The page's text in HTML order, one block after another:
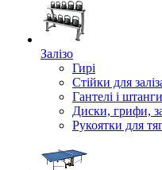
Залізо
Гирі
Стійки для
Гантелі і штанги
Диски, грифи,
Рукоятки для